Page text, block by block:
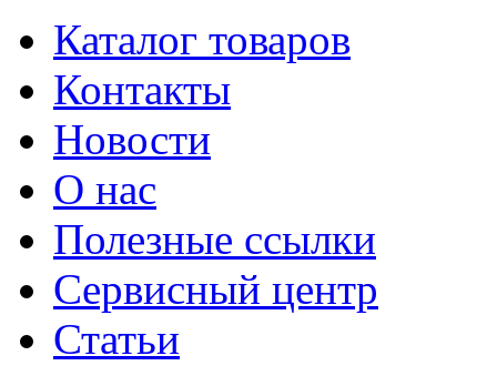
Каталог товаров
Контакты
Новости
О нас
Полезные ссылки
Сервисный центр
Статьи